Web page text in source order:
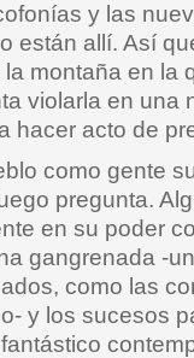
y las
están allí. Así
montaña en la
violarla en una
hacer acto de
como gente
pregunta.
en su poder
gangrenada -
como las
y los sucesos